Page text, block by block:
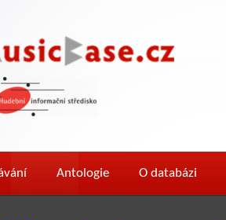
Antologie O databázi